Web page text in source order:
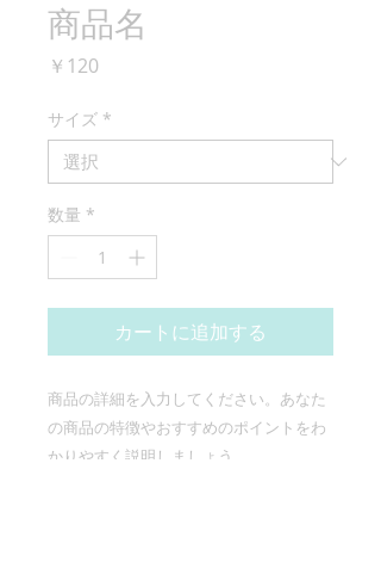
商品名
￥120
サイズ *
数量 *
カートに追加する
商品の詳細を入力してください。あなた
の商品の特徴やおすすめのポイントをわ
かりやすく説明しましょう。